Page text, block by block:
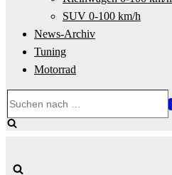
SUV 0-100 km/h
News-Archiv
Tuning
Motorrad
nach …